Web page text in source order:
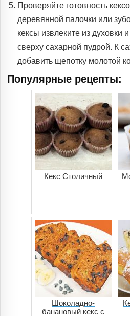
Проверяйте готовность
деревянной палочки или
кексы извлеките из духовки
сверху сахарной пудрой. К
добавить щепотку молотой
Популярные рецепты:
Кекс Столичный
Шоколадно-
банановый кекс с